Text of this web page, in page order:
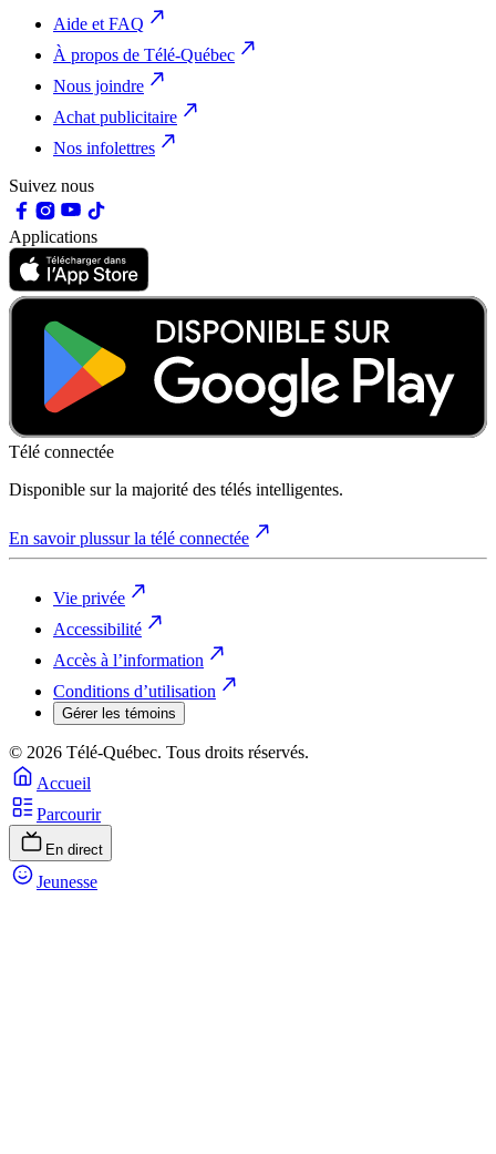
Aide et FAQ
À propos de Télé-Québec
Nous joindre
Achat publicitaire
Nos infolettres
Suivez nous
Applications
Télé connectée
Disponible sur la majorité des télés intelligentes.
En savoir plussur la télé connectée
Vie privée
Accessibilité
Accès à l’information
Conditions d’utilisation
Gérer les témoins
© 2026 Télé-Québec. Tous droits réservés.
Accueil
Parcourir
En direct
Jeunesse